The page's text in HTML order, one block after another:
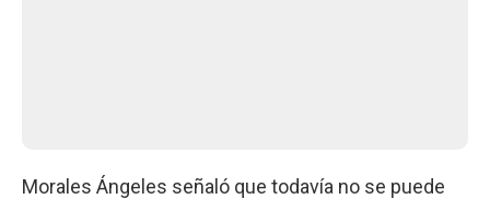
Morales Ángeles señaló que todavía no se puede